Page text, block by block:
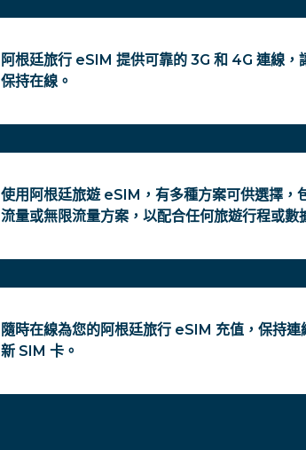
阿根廷旅行 eSIM 提供可靠的 3G 和 4G 連線，
保持在線。
使用阿根廷旅遊 eSIM，有多種方案可供選擇，
流量或無限流量方案，以配合任何旅遊行程或數
隨時在線為您的阿根廷旅行 eSIM 充值，保持連
新 SIM 卡。